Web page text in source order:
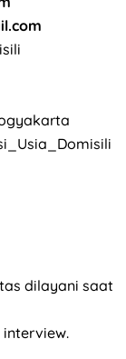
dilayani saat